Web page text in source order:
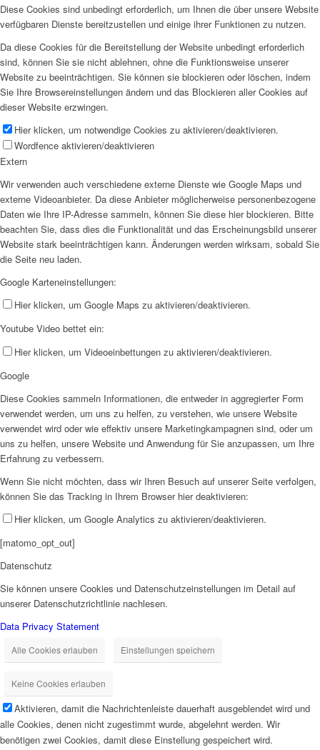
Diese Cookies sind unbedingt erforderlich, um Ihnen die über unsere Website
verfügbaren Dienste bereitzustellen und einige ihrer Funktionen zu nutzen.
Da diese Cookies für die Bereitstellung der Website unbedingt erforderlich
sind, können Sie sie nicht ablehnen, ohne die Funktionsweise unserer
Website zu beeinträchtigen. Sie können sie blockieren oder löschen, indem
Sie Ihre Browsereinstellungen ändern und das Blockieren aller Cookies auf
dieser Website erzwingen.
Hier klicken, um notwendige Cookies zu aktivieren/deaktivieren.
Wordfence aktivieren/deaktivieren
Extern
Wir verwenden auch verschiedene externe Dienste wie Google Maps und
externe Videoanbieter. Da diese Anbieter möglicherweise personenbezogene
Daten wie Ihre IP-Adresse sammeln, können Sie diese hier blockieren. Bitte
beachten Sie, dass dies die Funktionalität und das Erscheinungsbild unserer
Website stark beeinträchtigen kann. Änderungen werden wirksam, sobald Sie
die Seite neu laden.
Google Karteneinstellungen:
Hier klicken, um Google Maps zu aktivieren/deaktivieren.
Youtube Video bettet ein:
Hier klicken, um Videoeinbettungen zu aktivieren/deaktivieren.
Google
Diese Cookies sammeln Informationen, die entweder in aggregierter Form
verwendet werden, um uns zu helfen, zu verstehen, wie unsere Website
verwendet wird oder wie effektiv unsere Marketingkampagnen sind, oder um
uns zu helfen, unsere Website und Anwendung für Sie anzupassen, um Ihre
Erfahrung zu verbessern.
Wenn Sie nicht möchten, dass wir Ihren Besuch auf unserer Seite verfolgen,
können Sie das Tracking in Ihrem Browser hier deaktivieren:
Hier klicken, um Google Analytics zu aktivieren/deaktivieren.
[matomo_opt_out]
Datenschutz
Sie können unsere Cookies und Datenschutzeinstellungen im Detail auf
unserer Datenschutzrichtlinie nachlesen.
Data Privacy Statement
Alle Cookies erlauben Einstellungen speichern
Keine Cookies erlauben
Aktivieren, damit die Nachrichtenleiste dauerhaft ausgeblendet wird und
alle Cookies, denen nicht zugestimmt wurde, abgelehnt werden. Wir
benötigen zwei Cookies, damit diese Einstellung gespeichert wird.